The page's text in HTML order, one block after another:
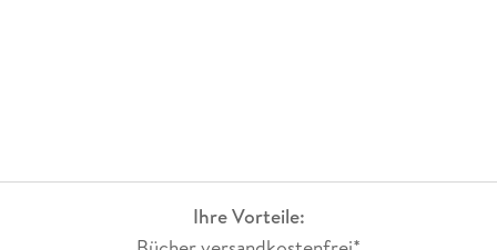
Ihre Vorteile: